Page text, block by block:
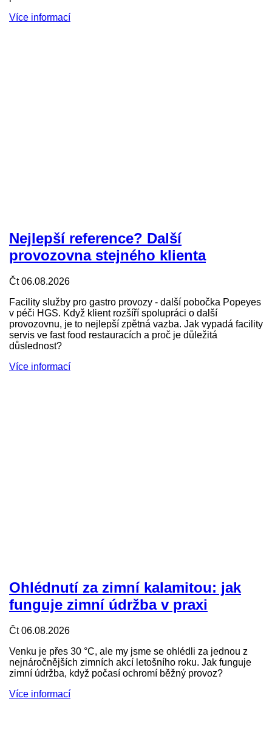
Více informací
Nejlepší reference? Další
provozovna stejného klienta
Čt 06.08.2026
Facility služby pro gastro provozy - další pobočka Popeyes
v péči HGS. Když klient rozšíří spolupráci o další
provozovnu, je to nejlepší zpětná vazba. Jak vypadá facility
servis ve fast food restauracích a proč je důležitá
důslednost?
Více informací
Ohlédnutí za zimní kalamitou: jak
funguje zimní údržba v praxi
Čt 06.08.2026
Venku je přes 30 °C, ale my jsme se ohlédli za jednou z
nejnáročnějších zimních akcí letošního roku. Jak funguje
zimní údržba, když počasí ochromí běžný provoz?
Více informací